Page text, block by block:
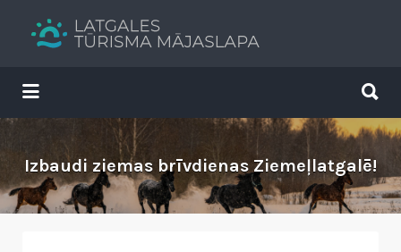
Tavs brīvdienu ceļvedis
Search
for:
for:
Izbaudi ziemas brīvdienas Ziemeļlatgalē!